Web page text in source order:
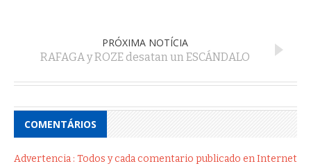
PRÓXIMA NOTÍCIA
RAFAGA y ROZE desatan un ESCÁNDALO
COMENTÁRIOS
Advertencia : Todos y cada comentario publicado en Internet